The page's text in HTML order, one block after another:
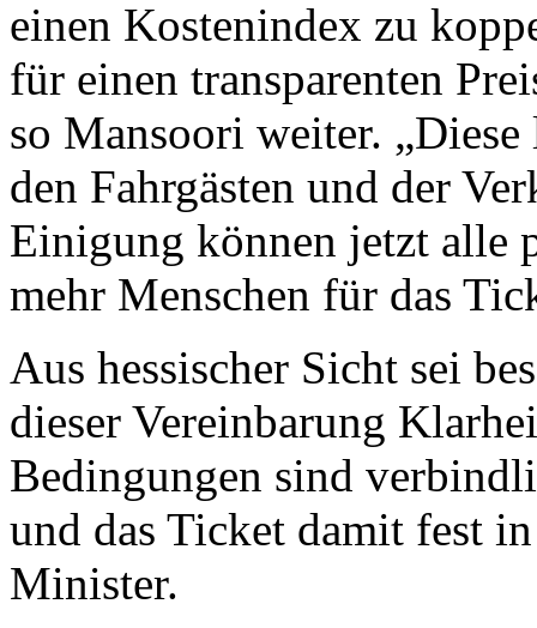
einen Kostenindex zu
für einen transparenten
so Mansoori weiter.
den Fahrgästen und der
Einigung können jetzt alle
mehr Menschen für das
Aus hessischer Sicht sei
dieser Vereinbarung
Bedingungen sind
und das Ticket damit fest
Minister.